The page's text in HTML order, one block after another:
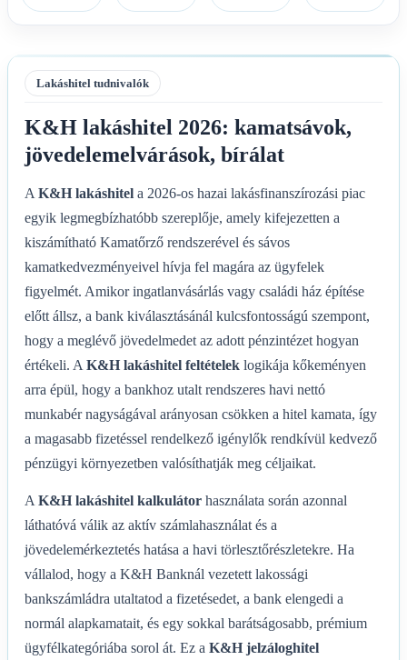
Lakáshitel tudnivalók
K&H lakáshitel 2026: kamatsávok,
jövedelemelvárások, bírálat
A K&H lakáshitel a 2026-os hazai lakásfinanszírozási piac
egyik legmegbízhatóbb szereplője, amely kifejezetten a
kiszámítható Kamatőrző rendszerével és sávos
kamatkedvezményeivel hívja fel magára az ügyfelek
figyelmét. Amikor ingatlanvásárlás vagy családi ház építése
előtt állsz, a bank kiválasztásánál kulcsfontosságú szempont,
hogy a meglévő jövedelmedet az adott pénzintézet hogyan
értékeli. A K&H lakáshitel feltételek logikája kőkeményen
arra épül, hogy a bankhoz utalt rendszeres havi nettó
munkabér nagyságával arányosan csökken a hitel kamata, így
a magasabb fizetéssel rendelkező igénylők rendkívül kedvező
pénzügyi környezetben valósíthatják meg céljaikat.
A K&H lakáshitel kalkulátor használata során azonnal
láthatóvá válik az aktív számlahasználat és a
jövedelemérkeztetés hatása a havi törlesztőrészletekre. Ha
vállalod, hogy a K&H Banknál vezetett lakossági
bankszámládra utaltatod a fizetésedet, a bank elengedi a
normál alapkamatait, és egy sokkal barátságosabb, prémium
ügyfélkategóriába sorol át. Ez a K&H jelzáloghitel